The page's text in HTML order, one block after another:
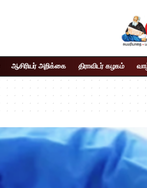
ஆசிரியர் அறிக்கை திராவிடர் கழகம்